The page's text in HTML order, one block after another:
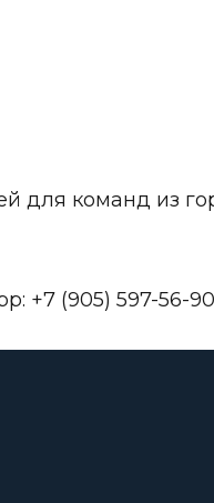
для команд из
+7 (905) 597-56-